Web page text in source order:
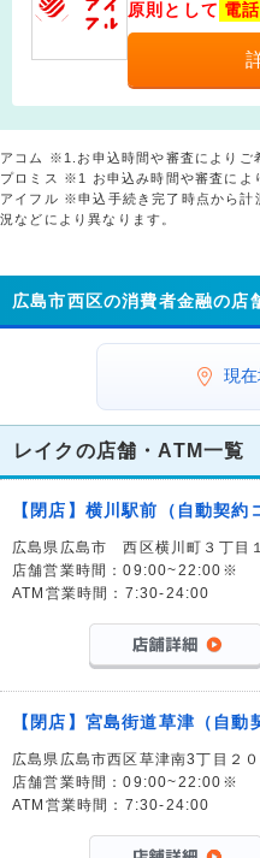
原則として 電話
アコム ※1.お申込時間や審査によりご
プロミス ※1 お申込み時間や審査によ
アイフル ※申込手続き完了時点から計
況などにより異なります。
広島市西区の消費者金融の店
現
レイクの店舗・ATM一覧
【閉店】横川駅前（自動契約
広島県広島市 西区横川町３丁目
店舗営業時間：09:00~22:00※
ATM営業時間：7:30-24:00
【閉店】宮島街道草津（自動
広島県広島市西区草津南3丁目２
店舗営業時間：09:00~22:00※
ATM営業時間：7:30-24:00